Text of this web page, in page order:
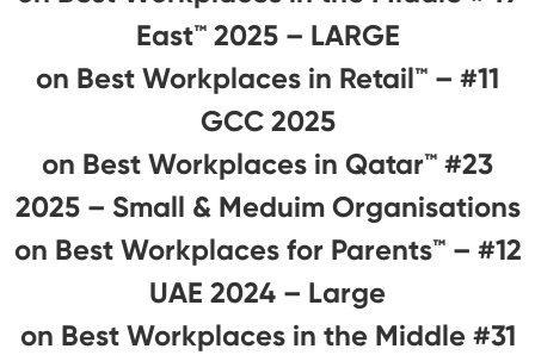
East™ 2025 – LARGE
#11 on Best Workplaces in Retail™ –
GCC 2025
#23 on Best Workplaces in Qatar™
2025 – Small & Meduim Organisations
#12 on Best Workplaces for Parents™️ –
UAE 2024 – Large
#31 on Best Workplaces in the Middle